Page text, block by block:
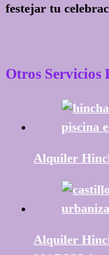
festejar tu
Otros Servicios
Alquiler
Alquiler